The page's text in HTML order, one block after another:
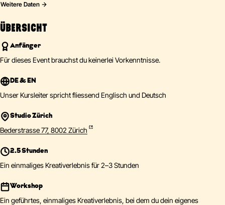
Weitere Daten
ÜBERSICHT
Anfänger
Für dieses Event brauchst du keinerlei Vorkenntnisse.
DE & EN
Unser Kursleiter spricht fliessend Englisch und Deutsch
Studio Zürich
Bederstrasse 77, 8002 Zürich
2.5 Stunden
Ein einmaliges Kreativerlebnis für 2–3 Stunden
Workshop
Ein geführtes, einmaliges Kreativerlebnis, bei dem du dein eigenes